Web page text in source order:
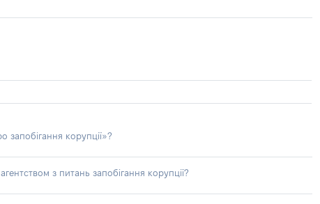
запобігання корупції»?
з питань запобігання корупції?